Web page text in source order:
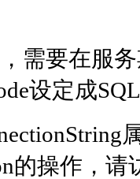
需要在服务
设定成
的操作，